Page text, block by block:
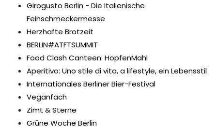
Girogusto Berlin - Die Italienische
Feinschmeckermesse
Herzhafte Brotzeit
BERLIN#ATFTSUMMIT
Food Clash Canteen: HopfenMahl
Aperitivo: Uno stile di vita, a lifestyle, ein Lebensstil
Internationales Berliner Bier-Festival
Veganfach
Zimt & Sterne
Grüne Woche Berlin